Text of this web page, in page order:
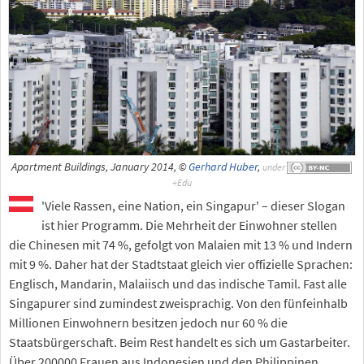
Apartment Buildings, January 2014, ©Gerhard Huber, under
'Viele Rassen, eine Nation, ein Singapur' – dieser Slogan
ist hier Programm. Die Mehrheit der Einwohner stellen
die Chinesen mit 74 %, gefolgt von Malaien mit 13 % und Indern
mit 9 %. Daher hat der Stadtstaat gleich vier offizielle Sprachen:
Englisch, Mandarin, Malaiisch und das indische Tamil. Fast alle
Singapurer sind zumindest zweisprachig. Von den fünfeinhalb
Millionen Einwohnern besitzen jedoch nur 60 % die
Staatsbürgerschaft. Beim Rest handelt es sich um Gastarbeiter.